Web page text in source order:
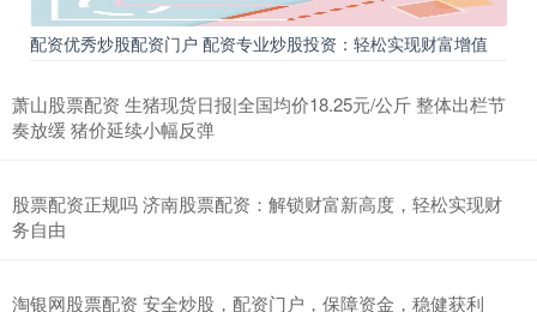
配资优秀炒股配资门户 配资专业炒股投资：轻松实现财富增值
萧山股票配资 生猪现货日报|全国均价18.25元/公斤 整体出栏节
奏放缓 猪价延续小幅反弹
股票配资正规吗 济南股票配资：解锁财富新高度，轻松实现财
务自由
淘银网股票配资 安全炒股，配资门户，保障资金，稳健获利